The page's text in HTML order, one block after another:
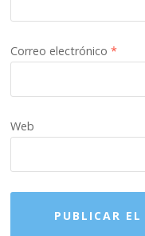
Correo electrónico*
Web